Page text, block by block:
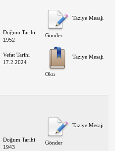
Doğum Tarihi
1952
Vefat Tarihi
17.2.2024
Taziye Mesajı
Gönder
Taziye Mesajı
Oku
Doğum Tarihi
1943
Taziye Mesajı
Gönder